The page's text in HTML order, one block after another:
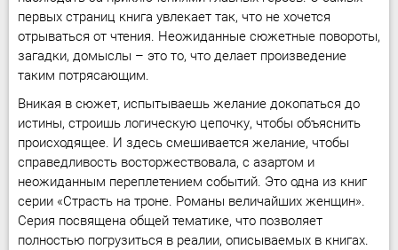
первых страниц книга увлекает так, что не хочется
отрываться от чтения. Неожиданные сюжетные повороты,
загадки, домыслы – это то, что делает произведение
таким потрясающим.
Вникая в сюжет, испытываешь желание докопаться до
истины, строишь логическую цепочку, чтобы объяснить
происходящее. И здесь смешивается желание, чтобы
справедливость восторжествовала, с азартом и
неожиданным переплетением событий. Это одна из книг
серии «Страсть на троне. Романы величайших женщин».
Серия посвящена общей тематике, что позволяет
полностью погрузиться в реалии, описываемых в книгах.